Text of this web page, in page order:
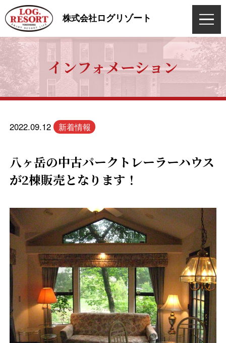
株式会社ログリゾート
インフォメーション
2022.09.12 新着情報
八ヶ岳の中古パークトレーラーハウス
が2棟販売となります！